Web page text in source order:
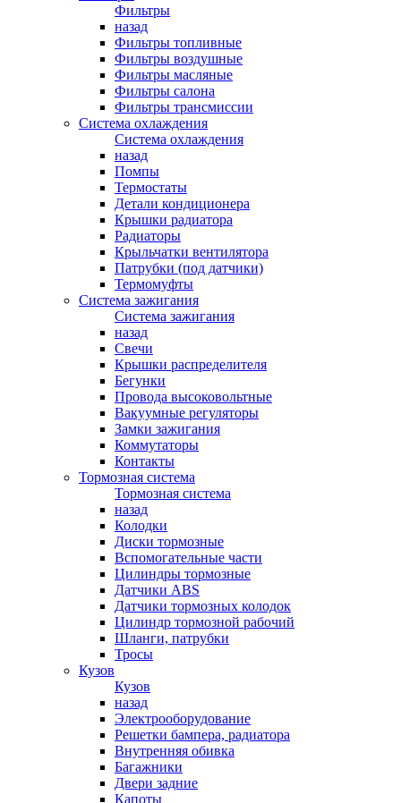
Фильтры
назад
Фильтры топливные
Фильтры воздушные
Фильтры масляные
Фильтры салона
Фильтры трансмиссии
Система охлаждения
Система охлаждения
назад
Помпы
Термостаты
Детали кондиционера
Крышки радиатора
Радиаторы
Крыльчатки вентилятора
Патрубки (под датчики)
Термомуфты
Система зажигания
Система зажигания
назад
Свечи
Крышки распределителя
Бегунки
Провода высоковольтные
Вакуумные регуляторы
Замки зажигания
Коммутаторы
Контакты
Тормозная система
Тормозная система
назад
Колодки
Диски тормозные
Вспомогательные части
Цилиндры тормозные
Датчики ABS
Датчики тормозных колодок
Цилиндр тормозной рабочий
Шланги, патрубки
Тросы
Кузов
Кузов
назад
Электрооборудование
Решетки бампера, радиатора
Внутренняя обивка
Багажники
Двери задние
Капоты